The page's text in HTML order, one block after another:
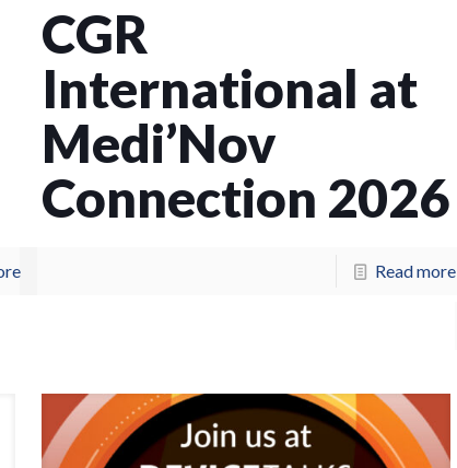
CGR
International at
Medi’Nov
Connection 2026
Read more